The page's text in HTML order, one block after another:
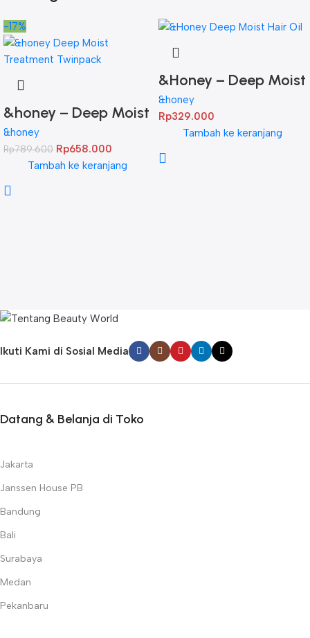
-17%
&honey – Deep Moist
Treatment 445 g
Twinpack
&honey
Rp789.600 Rp658.000
Tambah ke keranjang
&Honey – Deep Moist
Hair Oil 3.0 100ml
&honey
Rp329.000
Tambah ke keranjang
Ikuti Kami di Sosial Media
Datang & Belanja di Toko
Jakarta
Janssen House PB
Bandung
Bali
Surabaya
Medan
Pekanbaru